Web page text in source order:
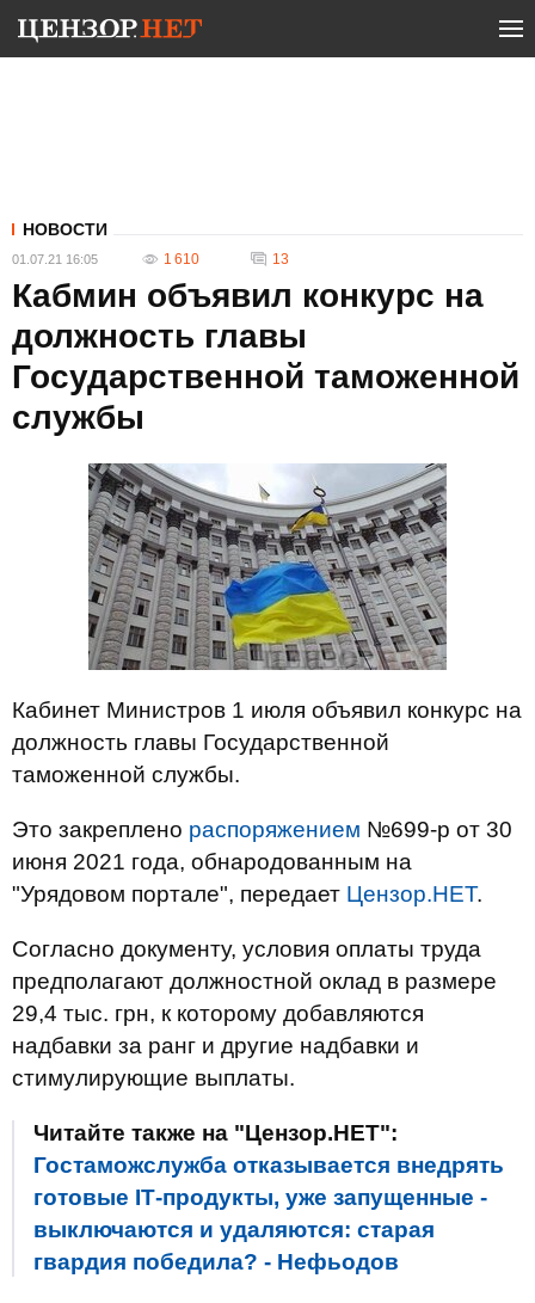
НОВОСТИ
01.07.21 16:05 1 610 13
Кабмин объявил конкурс на
должность главы
Государственной таможенной
службы
Кабинет Министров 1 июля объявил конкурс на
должность главы Государственной
таможенной службы.
Это закреплено распоряжением №699-р от 30
июня 2021 года, обнародованным на
"Урядовом портале", передает Цензор.НЕТ.
Согласно документу, условия оплаты труда
предполагают должностной оклад в размере
29,4 тыс. грн, к которому добавляются
надбавки за ранг и другие надбавки и
стимулирующие выплаты.
Читайте также на "Цензор.НЕТ":
Гостаможслужба отказывается внедрять
готовые ІТ-продукты, уже запущенные -
выключаются и удаляются: старая
гвардия победила? - Нефьодов